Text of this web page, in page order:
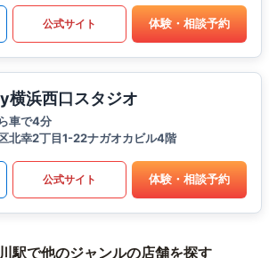
公式サイト 体験・相談予約
浜西口スタジオ
車で4分
北幸2丁目1-22ナガオカビル4階
公式サイト 体験・相談予約
駅で他のジャンルの店舗を探す